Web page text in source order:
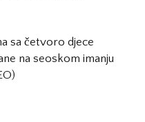
sa četvoro djece
na seoskom imanju